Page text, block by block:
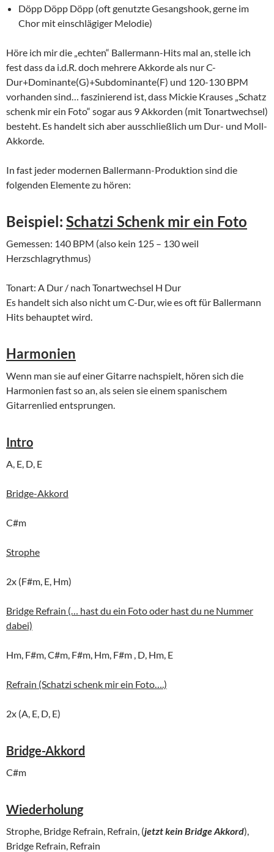
Döpp Döpp Döpp (oft genutzte Gesangshook, gerne im
Chor mit einschlägiger Melodie)
Höre ich mir die „echten“ Ballermann-Hits mal an, stelle ich
fest dass da i.d.R. doch mehrere Akkorde als nur C-
Dur+Dominante(G)+Subdominante(F) und 120-130 BPM
vorhanden sind… faszinierend ist, dass Mickie Krauses „Schatz
schenk mir ein Foto“ sogar aus 9 Akkorden (mit Tonartwechsel)
besteht. Es handelt sich aber ausschließlich um Dur- und Moll-
Akkorde.
In fast jeder modernen Ballermann-Produktion sind die
folgenden Elemente zu hören:
Beispiel: Schatzi Schenk mir ein Foto
Gemessen: 140 BPM (also kein 125 – 130 weil
Herzschlagrythmus)
Tonart: A Dur / nach Tonartwechsel H Dur
Es handelt sich also nicht um C-Dur, wie es oft für Ballermann
Hits behauptet wird.
Harmonien
Wenn man sie auf einer Gitarre nachspielt, hören sich die
Harmonien fast so an, als seien sie einem spanischem
Gitarrenlied entsprungen.
Intro
A, E, D, E
Bridge-Akkord
C#m
Strophe
2x (F#m, E, Hm)
Bridge Refrain (… hast du ein Foto oder hast du ne Nummer
dabei)
Hm, F#m, C#m, F#m, Hm, F#m , D, Hm, E
Refrain (Schatzi schenk mir ein Foto….)
2x (A, E, D, E)
Bridge-Akkord
C#m
Wiederholung
Strophe, Bridge Refrain, Refrain, (jetzt kein Bridge Akkord),
Bridge Refrain, Refrain